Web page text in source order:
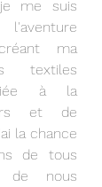
me suis
ma
textiles
à la
et de
la chance
de tous
de nous